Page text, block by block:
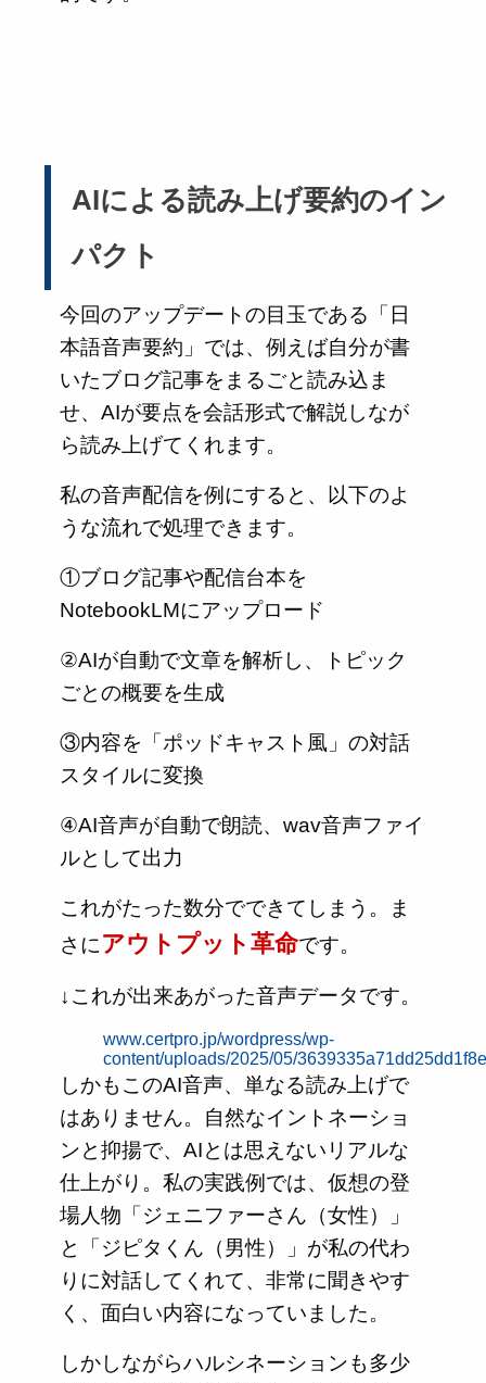
AIによる読み上げ要約のイン
パクト
今回のアップデートの目玉である「日
本語音声要約」では、例えば自分が書
いたブログ記事をまるごと読み込ま
せ、AIが要点を会話形式で解説しなが
ら読み上げてくれます。
私の音声配信を例にすると、以下のよ
うな流れで処理できます。
①ブログ記事や配信台本を
NotebookLMにアップロード
②AIが自動で文章を解析し、トピック
ごとの概要を生成
③内容を「ポッドキャスト風」の対話
スタイルに変換
④AI音声が自動で朗読、wav音声ファイ
ルとして出力
これがたった数分でできてしまう。ま
さにアウトプット革命です。
↓これが出来あがった音声データです。
www.certpro.jp/wordpress/wp-
content/uploads/2025/05/
しかもこのAI音声、単なる読み上げで
はありません。自然なイントネーショ
ンと抑揚で、AIとは思えないリアルな
仕上がり。私の実践例では、仮想の登
場人物「ジェニファーさん（女性）」
と「ジピタくん（男性）」が私の代わ
りに対話してくれて、非常に聞きやす
く、面白い内容になっていました。
しかしながらハルシネーションも多少